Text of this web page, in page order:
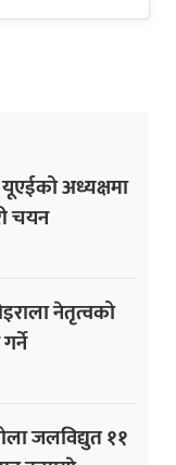
यूएईको अध्यक्षमा
चयन
नेतृत्वको
जलविद्युत ११